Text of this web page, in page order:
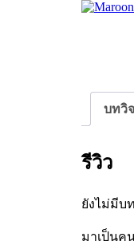
บทวิ
รีวิว
ยังไม่มีบ
มาเป็นคน